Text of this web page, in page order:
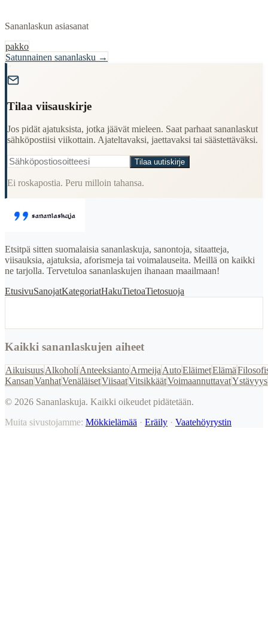
Sananlaskun asiasanat
pakko
Satunnainen sananlasku →
Tilaa viisauskirje
Jos pidät ajatuksista, jotka jäävät mieleen. Saat parhaat sananlaskut
sähköpostiisi viikottain. Ajateltavaksi, jaettavaksi tai säästettäväksi.
Tilaa uutiskirje
Ei roskapostia. Peru milloin tahansa.
Etsitpä sitten suomalaisia sananlaskuja, sanontoja, sitaatteja,
viisauksia, ajatuksia, aforismeja tai voimalauseita. Meillä on kaikki
ne tarjolla. Tervetuloa sananlaskujen ihanaan maailmaan!
EtusivuSanojatKategoriatHakuTietoaTietosuoja
Kaikki sananlaskujen aiheet
AikuisuusAlkoholi AnteeksiantoArmeija AutoEläimetElämä
KansanVanhatVenäläisetViisaatVitsikkäätVoimaannuttavatYstävyys
© 2026 Sananlaskuja. Kaikki oikeudet pidätetään.
Muita sivustojamme: Mökkielämää · Eräily · Vaatehöyrystin